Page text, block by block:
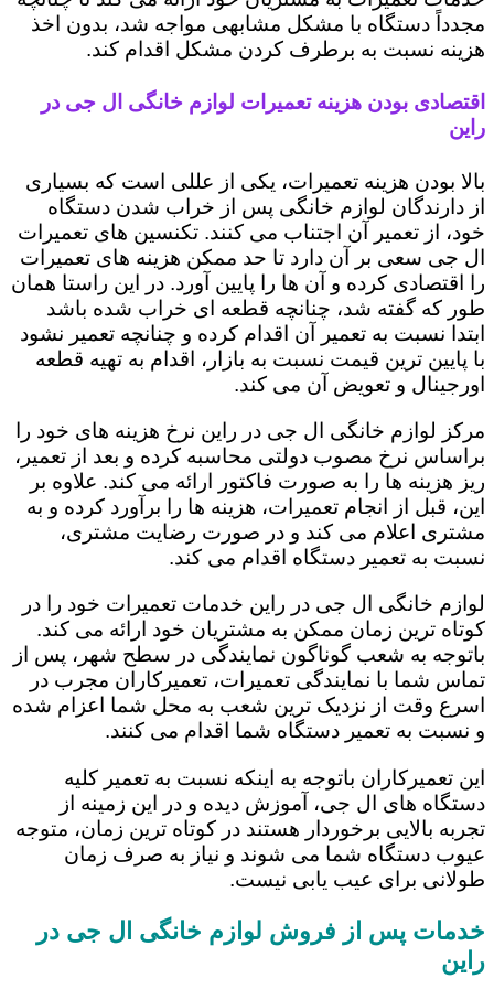
مجدداً دستگاه با مشکل مشابهی مواجه شد، بدون اخذ
هزینه نسبت به برطرف کردن مشکل اقدام کند.
اقتصادی بودن هزینه تعمیرات لوازم خانگی ال جی در
راین
بالا بودن هزینه تعمیرات، یکی از عللی است که بسیاری
از دارندگان لوازم خانگی پس از خراب شدن دستگاه
خود، از تعمیر آن اجتناب می کنند. تکنسین های تعمیرات
ال جی سعی بر آن دارد تا حد ممکن هزینه های تعمیرات
را اقتصادی کرده و آن ها را پایین آورد. در این راستا همان
طور که گفته شد، چنانچه قطعه ای خراب شده باشد
ابتدا نسبت به تعمیر آن اقدام کرده و چنانچه تعمیر نشود
با پایین ترین قیمت نسبت به بازار، اقدام به تهیه قطعه
اورجینال و تعویض آن می کند.
مرکز لوازم خانگی ال جی در راین نرخ هزینه های خود را
براساس نرخ مصوب دولتی محاسبه کرده و بعد از تعمیر،
ریز هزینه ها را به صورت فاکتور ارائه می کند. علاوه بر
این، قبل از انجام تعمیرات، هزینه ها را برآورد کرده و به
مشتری اعلام می کند و در صورت رضایت مشتری،
نسبت به تعمیر دستگاه اقدام می کند.
لوازم خانگی ال جی در راین خدمات تعمیرات خود را در
کوتاه ترین زمان ممکن به مشتریان خود ارائه می کند.
باتوجه به شعب گوناگون نمایندگی در سطح شهر، پس از
تماس شما با نمایندگی تعمیرات، تعمیرکاران مجرب در
اسرع وقت از نزدیک ترین شعب به محل شما اعزام شده
و نسبت به تعمیر دستگاه شما اقدام می کنند.
این تعمیرکاران باتوجه به اینکه نسبت به تعمیر کلیه
دستگاه های ال جی، آموزش دیده و در این زمینه از
تجربه بالایی برخوردار هستند در کوتاه ترین زمان، متوجه
عیوب دستگاه شما می شوند و نیاز به صرف زمان
طولانی برای عیب یابی نیست.
خدمات پس از فروش لوازم خانگی ال جی در
راین